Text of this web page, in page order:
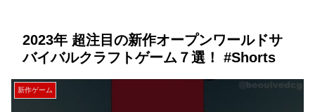
2023年 超注目の新作オープンワールドサ
バイバルクラフトゲーム７選！ #Shorts
新作ゲーム